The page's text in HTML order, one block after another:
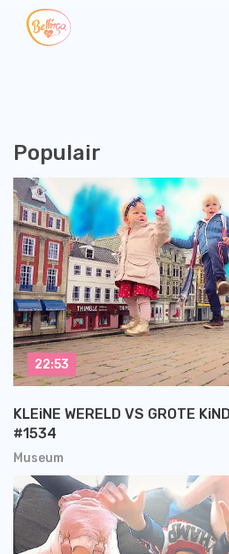
Populair
Museum
KLEiNE WERELD VS GROTE
#1534
22:53